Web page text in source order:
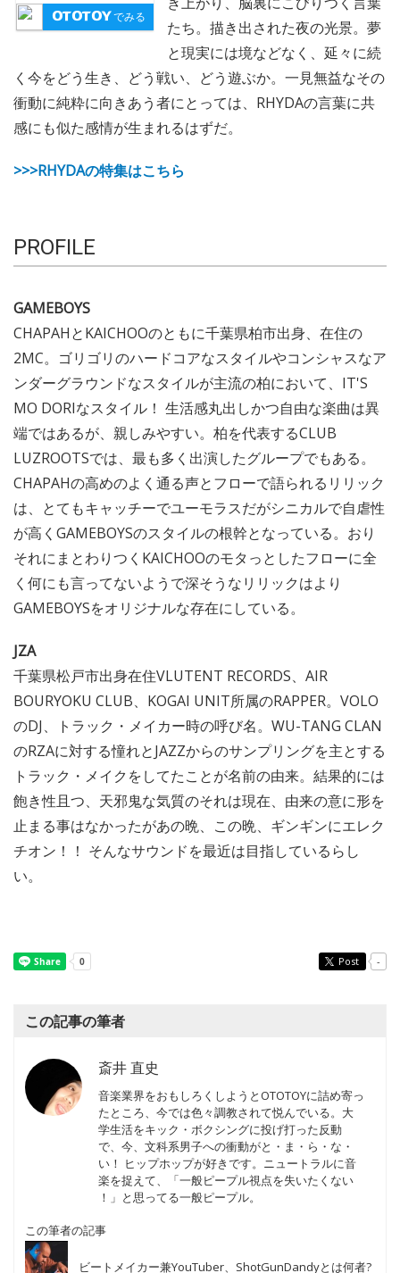
でみる
たち。描き出された夜の光景。夢
と現実には境などなく、延々に続
く今をどう生き、どう戦い、どう遊ぶか。一見無益なその
衝動に純粋に向きあう者にとっては、RHYDAの言葉に共
感にも似た感情が生まれるはずだ。
>>>RHYDAの特集はこちら
PROFILE
GAMEBOYS
CHAPAHとKAICHOOのともに千葉県柏市出身、在住の
2MC。ゴリゴリのハードコアなスタイルやコンシャスなア
ンダーグラウンドなスタイルが主流の柏において、IT'S
MO DORIなスタイル！ 生活感丸出しかつ自由な楽曲は異
端ではあるが、親しみやすい。柏を代表するCLUB
LUZROOTSでは、最も多く出演したグループでもある。
CHAPAHの高めのよく通る声とフローで語られるリリック
は、とてもキャッチーでユーモラスだがシニカルで自虐性
が高くGAMEBOYSのスタイルの根幹となっている。おり
それにまとわりつくKAICHOOのモタっとしたフローに全
く何にも言ってないようで深そうなリリックはより
GAMEBOYSをオリジナルな存在にしている。
JZA
千葉県松戸市出身在住VLUTENT RECORDS、AIR
BOURYOKU CLUB、KOGAI UNIT所属のRAPPER。VOLO
のDJ、トラック・メイカー時の呼び名。WU-TANG CLAN
のRZAに対する憧れとJAZZからのサンプリングを主とする
トラック・メイクをしてたことが名前の由来。結果的には
飽き性且つ、天邪鬼な気質のそれは現在、由来の意に形を
止まる事はなかったがあの晩、この晩、ギンギンにエレク
チオン！！ そんなサウンドを最近は目指しているらし
い。
Post -
この記事の筆者
斎井 直史
音楽業界をおもしろくしようとOTOTOYに詰め寄っ
たところ、今では色々調教されて悦んでいる。大
学生活をキック・ボクシングに投げ打った反動
で、今、文科系男子への衝動がと・ま・ら・な・
い！ ヒップホップが好きです。ニュートラルに音
楽を捉えて、「一般ピープル視点を失いたくない
！」と思ってる一般ピープル。
この筆者の記事
ビートメイカー兼YouTuber、ShotGunDandyとは何者?